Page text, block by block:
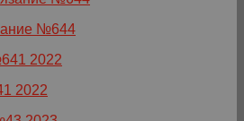
№644
2022